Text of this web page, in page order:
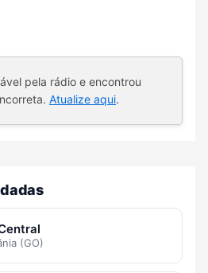
pela rádio e encontrou
Atualize aqui.
(GO)